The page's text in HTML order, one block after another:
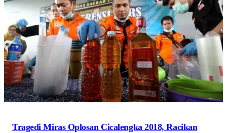
Tragedi Miras Oplosan Cicalengka 2018, Racikan